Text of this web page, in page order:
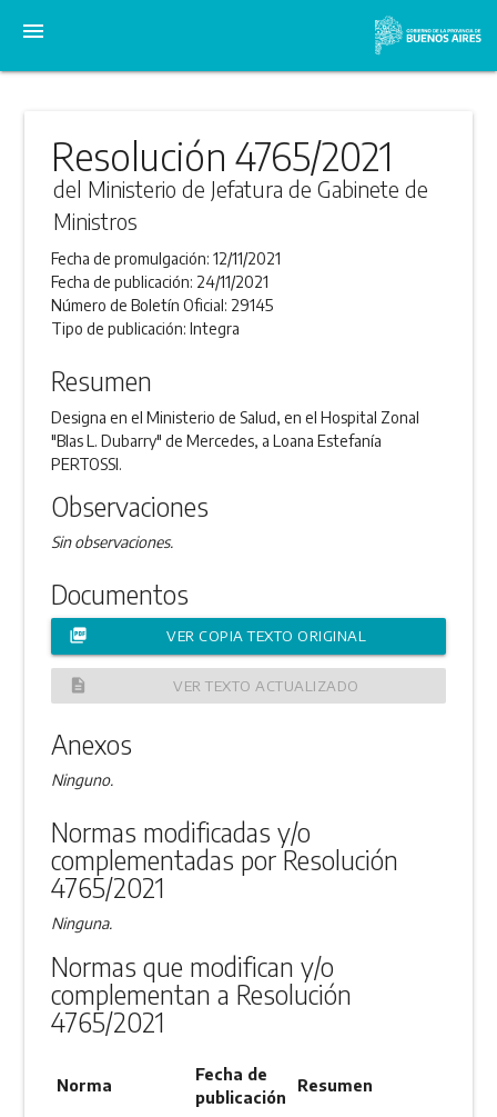
menu
Resolución 4765/2021
del Ministerio de Jefatura de Gabinete de
Ministros
Fecha de promulgación:12/11/2021
Fecha de publicación: 24/11/2021
Número de Boletín Oficial: 29145
Tipo de publicación:Integra
Resumen
Designa en el Ministerio de Salud, en el Hospital Zonal
"Blas L. Dubarry" de Mercedes, a Loana Estefanía
PERTOSSI.
Observaciones
Sin observaciones.
Documentos
picture_as_pdf VER COPIA TEXTO ORIGINAL
description VER TEXTO ACTUALIZADO
Anexos
Ninguno.
Normas modificadas y/o
complementadas por Resolución
4765/2021
Ninguna.
Normas que modifican y/o
complementan a Resolución
4765/2021
Norma
Fecha de
publicación
Resumen